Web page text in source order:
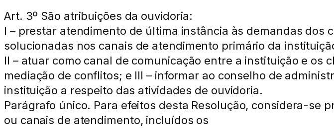
Art. 3º São atribuições da ouvidoria:
I – prestar atendimento de última instância às demandas
solucionadas nos canais de atendimento primário da
II – atuar como canal de comunicação entre a instituição e os
mediação de conflitos; e III – informar ao conselho de
instituição a respeito das atividades de ouvidoria.
Parágrafo único. Para efeitos desta Resolução, considera-
ou canais de atendimento, incluídos os